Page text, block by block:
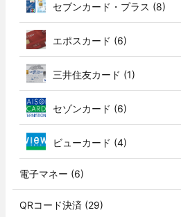
セブンカード・プラス (8)
エポスカード (6)
三井住友カード (1)
セゾンカード (6)
ビューカード (4)
電子マネー (6)
QRコード決済 (29)